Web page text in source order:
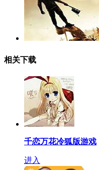
相关下载
千恋万花冷狐版游戏
进入